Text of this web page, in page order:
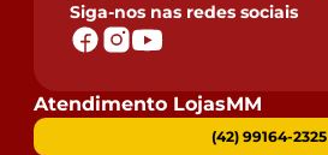
Siga-nos nas redes sociais
Atendimento LojasMM
(42) 99164-2325